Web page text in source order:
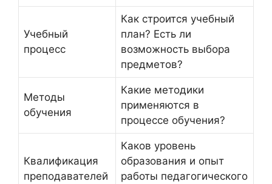
Учебный
процесс
Как строится учебный
план? Есть ли
возможность выбора
предметов?
Методы
обучения
Какие методики
применяются в
процессе обучения?
Квалификация
преподавателей
Каков уровень
образования и опыт
работы педагогического